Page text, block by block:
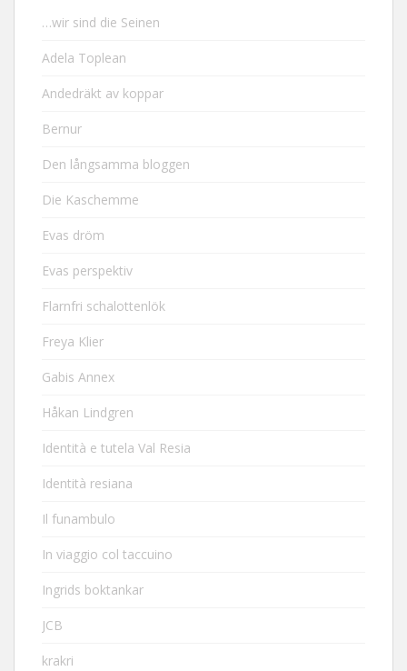
…wir sind die Seinen
Adela Toplean
Andedräkt av koppar
Bernur
Den långsamma bloggen
Die Kaschemme
Evas dröm
Evas perspektiv
Flarnfri schalottenlök
Freya Klier
Gabis Annex
Håkan Lindgren
Identità e tutela Val Resia
Identità resiana
Il funambulo
In viaggio col taccuino
Ingrids boktankar
JCB
krakri